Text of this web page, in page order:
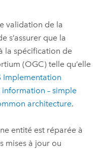
validation de la
s’assurer que la
la spécification de
(OGC) telle qu’elle
Implementation
– simple
architecture.
entité est réparée à
mises à jour ou